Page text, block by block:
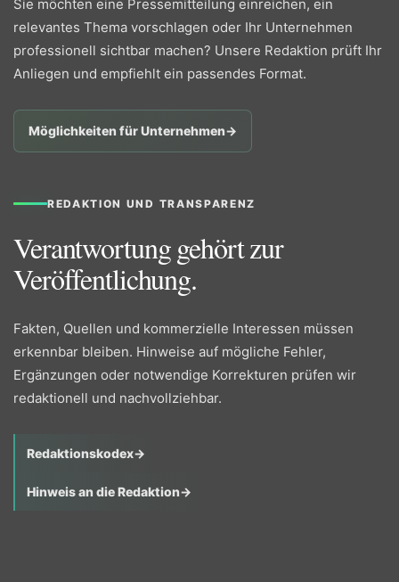
Sie möchten eine Pressemitteilung einreichen, ein
relevantes Thema vorschlagen oder Ihr Unternehmen
professionell sichtbar machen? Unsere Redaktion prüft Ihr
Anliegen und empfiehlt ein passendes Format.
Möglichkeiten für Unternehmen→
REDAKTION UND TRANSPARENZ
Verantwortung gehört zur
Veröffentlichung.
Fakten, Quellen und kommerzielle Interessen müssen
erkennbar bleiben. Hinweise auf mögliche Fehler,
Ergänzungen oder notwendige Korrekturen prüfen wir
redaktionell und nachvollziehbar.
Redaktionskodex→
Hinweis an die Redaktion→